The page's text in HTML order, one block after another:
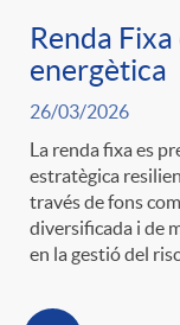
Renda
energètica
26/03/2026
La renda fixa es
estratègica
través de fons
diversificada i de
en la gestió del